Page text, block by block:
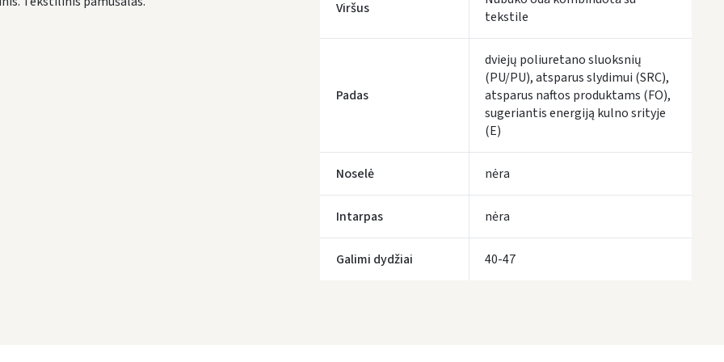
Viršus
tekstile
Padas
dviejų poliuretano sluoksnių
(PU/PU), atsparus slydimui (SRC),
atsparus naftos produktams (FO),
sugeriantis energiją kulno srityje
(E)
Noselė nėra
Intarpas nėra
Galimi dydžiai 40-47